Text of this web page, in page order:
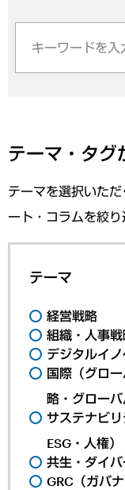
テーマ・タグ
テーマを選択いた
ート・コラムを絞り
テーマ
経営戦略
組織・人事
デジタルイ
国際（グロ
略・グローバ
サステナビ
ESG・人権）
共生・ダイバ
GRC（ガバ